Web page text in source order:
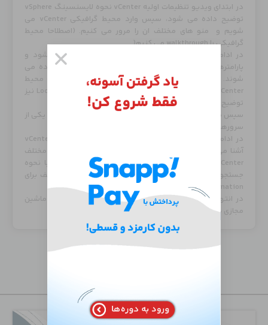
در ابتدای ویدیو تنظیمات اولیه vCenter نحوه لایسنسینگ vSphere
توضیح داده می شود، سپس وارد محیط گرافیکی vCenter می
شویم و منو های مختلف ان را مرور می کنیم. (اصطلاحا محیط
گرافیکی را walkthrough می کنیم(
در ادامه 2 عدد سرور ESXi به صورت Nested نصب می شود و
پارامترهای لازم برای صحت عملکرد Nested VM ها نشان داده می
شوند. سپس با ساختن یک Datacenter سرورهای ESXi را به محیط
vCenter اضافه می کنیم. در این مرحله قابلیت Lock Down Mode نیز
توضیح داده می شود.
سپس یک ماشین مجازی در محیط گرافیکی vCenter و بر روی یکی از
سرورهای ESXi ساخته می شود.
در ادامه با قسمت Developer Center و API Explorer در vCenter
آشنا می شوید و می بینید که چگونه می توان از API های مختلف
vCenter برای انجام امور مختلف استفاده نمود. همچنین با نحوه
جستجو در سایت code.vmware.com و دریافت کدهای مختلف برای
Automation محیط vSphere آشنا می شوید.
در انتها با استفاده از نرم افزار Postman و REST API یک ماشین
مجازی در محیط vSphere ساخته می شود.